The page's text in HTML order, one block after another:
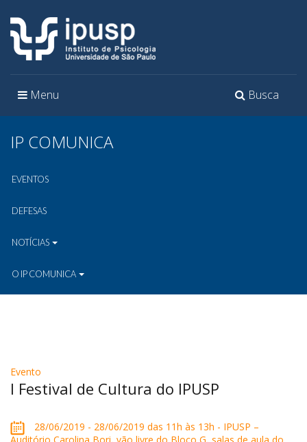
Toggle
Busca
Toggle
Menu
IP COMUNICA
EVENTOS
DEFESAS
NOTÍCIAS
O IP COMUNICA
Evento
I Festival de Cultura do IPUSP
28/06/2019 - 28/06/2019 das 11h às 13h - IPUSP –